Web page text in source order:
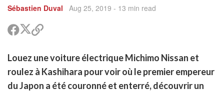
Sébastien Duval Aug 25, 2019 - 13 min read
PartagerPartager
sur
Copier
pour
partager
Louez une voiture électrique Michimo Nissan et
roulez à Kashihara pour voir où le premier empereur
du Japon a été couronné et enterré, découvrir un